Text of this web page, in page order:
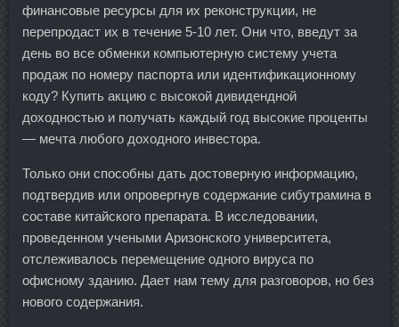
финансовые ресурсы для их реконструкции, не
перепродаст их в течение 5-10 лет. Они что, введут за
день во все обменки компьютерную систему учета
продаж по номеру паспорта или идентификационному
коду? Купить акцию с высокой дивидендной
доходностью и получать каждый год высокие проценты
— мечта любого доходного инвестора.
Только они способны дать достоверную информацию,
подтвердив или опровергнув содержание сибутрамина в
составе китайского препарата. В исследовании,
проведенном учеными Аризонского университета,
отслеживалось перемещение одного вируса по
офисному зданию. Дает нам тему для разговоров, но без
нового содержания.